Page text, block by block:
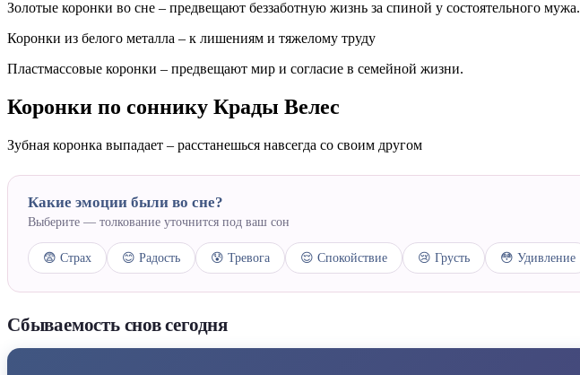
Золотые коронки во сне – предвещают беззаботную жизнь за спиной у состоятельного мужа.
Коронки из белого металла – к лишениям и тяжелому труду
Пластмассовые коронки – предвещают мир и согласие в семейной жизни.
Коронки по соннику Крады Велес
Зубная коронка выпадает – расстанешься навсегда со своим другом
Какие эмоции были во сне?
Выберите — толкование уточнится под ваш сон
😨 Страх 😊 Радость 😰 Тревога 😌 Спокойствие 😢 Грусть 😳 Удивление
Сбываемость снов сегодня